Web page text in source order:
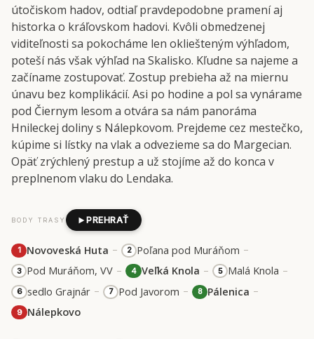
útočiskom hadov, odtiaľ pravdepodobne pramení aj
historka o kráľovskom hadovi. Kvôli obmedzenej
viditeľnosti sa pokocháme len okliešteným výhľadom,
poteší nás však výhľad na Skalisko. Kľudne sa najeme a
začíname zostupovať. Zostup prebieha až na miernu
únavu bez komplikácií. Asi po hodine a pol sa vynárame
pod Čiernym lesom a otvára sa nám panoráma
Hnileckej doliny s Nálepkovom. Prejdeme cez mestečko,
kúpime si lístky na vlak a odvezieme sa do Margecian.
Opäť zrýchlený prestup a už stojíme až do konca v
preplnenom vlaku do Lendaka.
BODY TRASY PREHRAŤ
1 Novoveská Huta – 2 Poľana pod Muráňom –
3 Pod Muráňom, VV – 4 Veľká Knola – 5 Malá Knola –
6 sedlo Grajnár – 7 Pod Javorom – 8 Pálenica –
9 Nálepkovo